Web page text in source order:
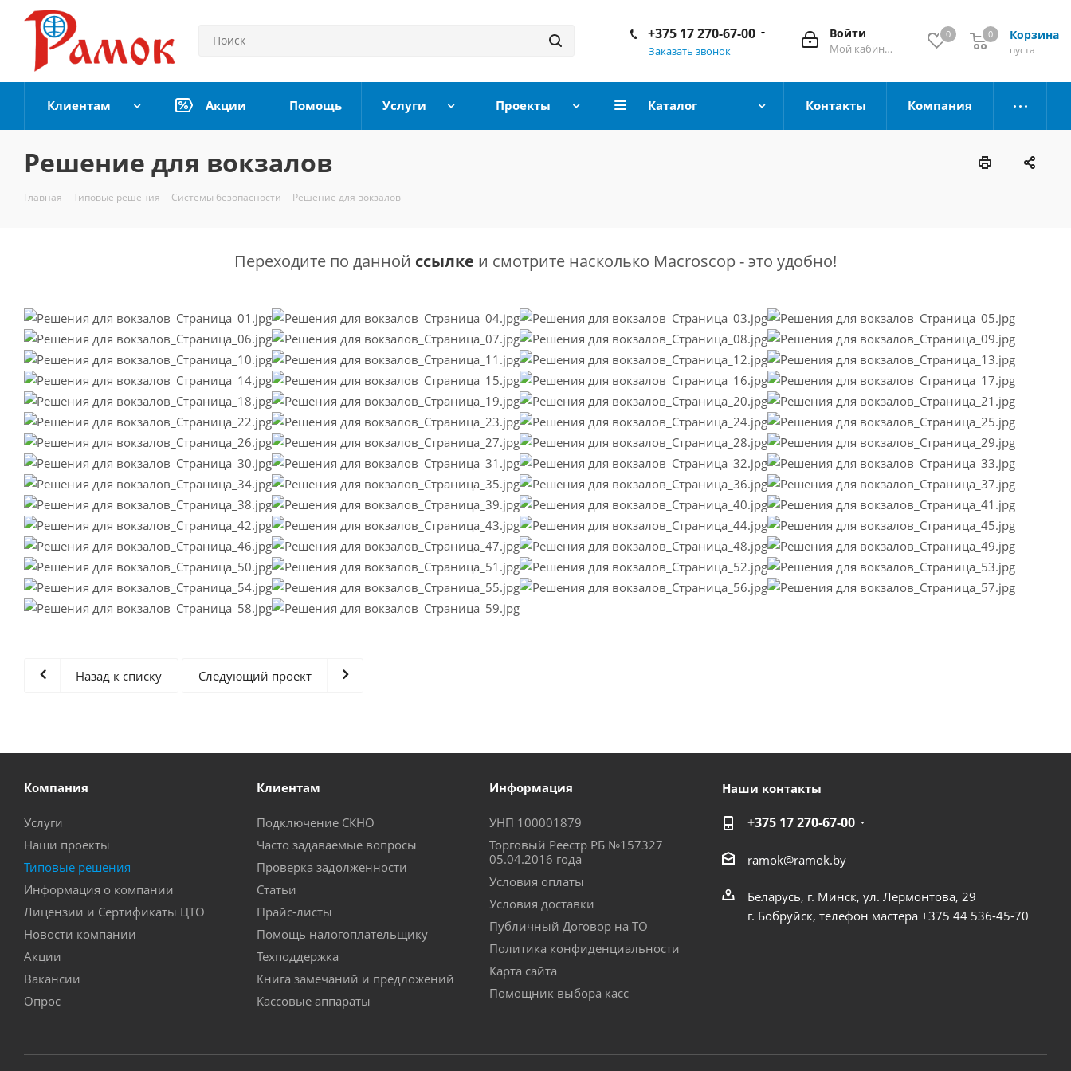
0 Корзина
пуста
0
Войти
Мой кабинет
+375 17 270-67-00
Заказать звонок
Клиентам Акции Помощь Услуги Проекты Каталог Контакты Компания
Решение для вокзалов
Главная - Типовые решения - Системы безопасности - Решение для вокзалов
Переходите по данной ссылке и смотрите насколько Macroscop - это удобно!
Назад к списку Следующий проект
Компания
Услуги
Наши проекты
Типовые решения
Информация о компании
Лицензии и Сертификаты ЦТО
Новости компании
Акции
Вакансии
Опрос
Клиентам
Подключение СКНО
Часто задаваемые вопросы
Проверка задолженности
Статьи
Прайс-листы
Помощь налогоплательщику
Техподдержка
Книга замечаний и предложений
Кассовые аппараты
Информация
УНП 100001879
Торговый Реестр РБ №157327
05.04.2016 года
Условия оплаты
Условия доставки
Публичный Договор на ТО
Политика конфиденциальности
Карта сайта
Помощник выбора касс
Наши контакты
+375 17 270-67-00
ramok@ramok.by
Беларусь, г. Минск, ул. Лермонтова, 29
г. Бобруйск, телефон мастера +375 44 536-45-70